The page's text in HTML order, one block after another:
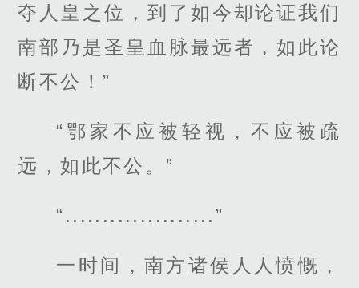
夺人皇之位，到了如今却论证我们
南部乃是圣皇血脉最远者，如此论
断不公！”
“鄂家不应被轻视，不应被疏
远，如此不公。”
“....................”
一时间，南方诸侯人人愤慨，